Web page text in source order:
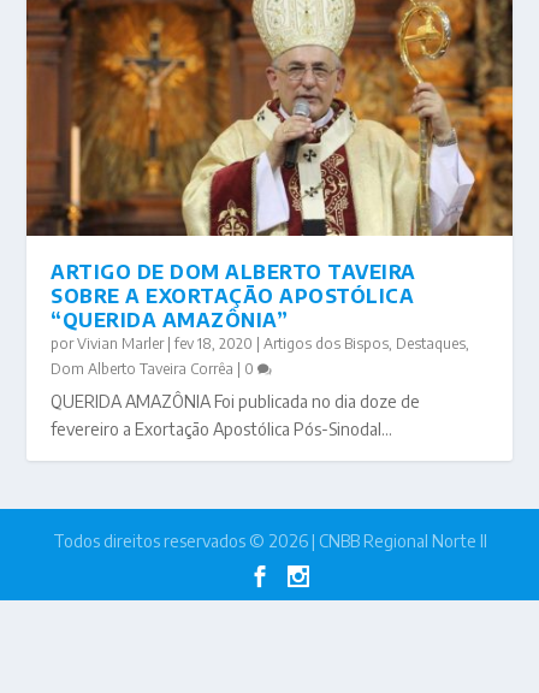
ARTIGO DE DOM ALBERTO TAVEIRA
SOBRE A EXORTAÇÃO APOSTÓLICA
“QUERIDA AMAZÔNIA”
porVivian Marler|fev 18, 2020 |Artigos dos Bispos Destaques
Dom Alberto Taveira Corrêa
0
QUERIDA AMAZÔNIA Foi publicada no dia doze de
fevereiro a Exortação Apostólica Pós-Sinodal...
Todos direitos reservados © 2026 | CNBB Regional Norte II